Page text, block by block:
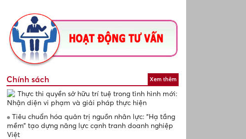
Chính sách Xem thêm
Thực thi quyền sở hữu trí tuệ trong tình hình mới:
Nhận diện vi phạm và giải pháp thực hiện
Tiêu chuẩn hóa quản trị nguồn nhân lực: “Hạ tầng
mềm” tạo dựng năng lực cạnh tranh doanh nghiệp
Việt